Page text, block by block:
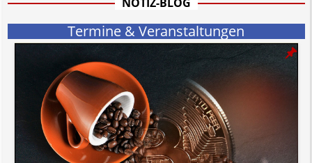
Termine & Veranstaltungen